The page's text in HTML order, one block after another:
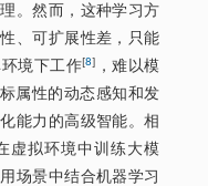
。然而，这种学习方
、可扩展性差，只能
境下工作[8]
，难以模
属性的动态感知和发
能力的高级智能。相
虚拟环境中训练大模
场景中结合机器学习